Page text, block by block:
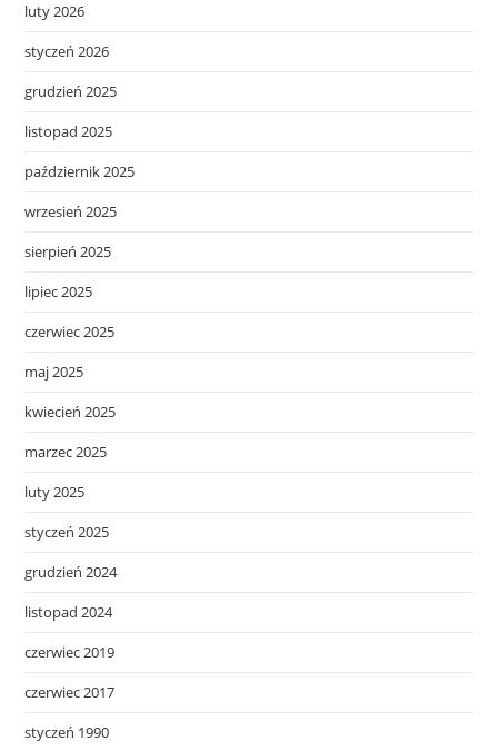
luty 2026
styczeń 2026
grudzień 2025
listopad 2025
październik 2025
wrzesień 2025
sierpień 2025
lipiec 2025
czerwiec 2025
maj 2025
kwiecień 2025
marzec 2025
luty 2025
styczeń 2025
grudzień 2024
listopad 2024
czerwiec 2019
czerwiec 2017
styczeń 1990